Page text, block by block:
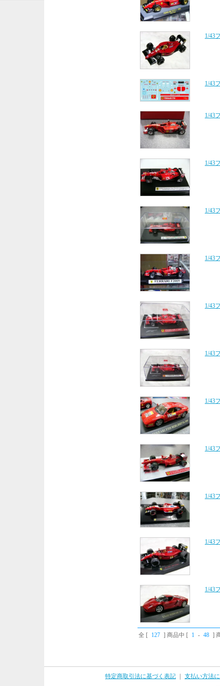
1/43
1/43
1/43
1/43
1/43
1/43
1/43
1/43
1/43
1/43
1/43
1/43
1/43
全 [ 127 ] 商品中 [ 1 - 48 ]
特定商取引法に基づく表記
支払い方法